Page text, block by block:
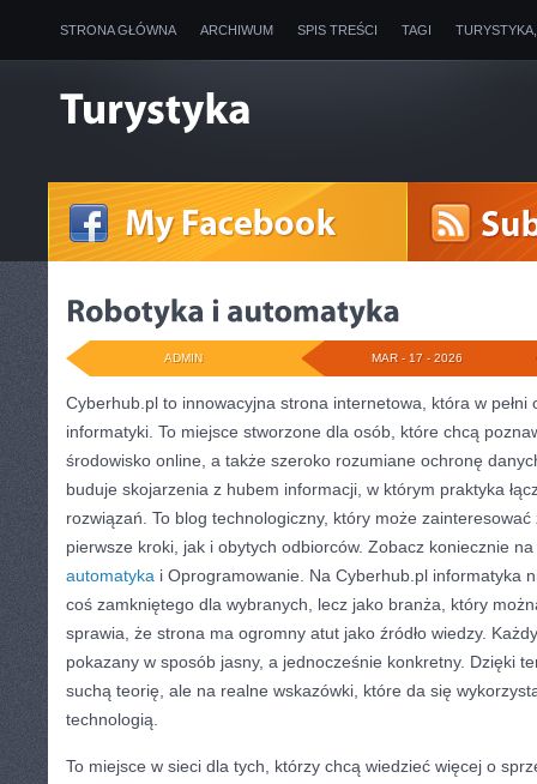
STRONA GŁÓWNA ARCHIWUM SPIS TREŚCI TAGI
MAR - 17 - 2026
ADMIN
Cyberhub.pl to innowacyjna strona internetowa, która w pełni
informatyki. To miejsce stworzone dla osób, które chcą
środowisko online, a także szeroko rozumiane ochronę
buduje skojarzenia z hubem informacji, w którym praktyka
rozwiązań. To blog technologiczny, który może
pierwsze kroki, jak i obytych odbiorców. Zobacz koniecznie
automatyka i Oprogramowanie. Na Cyberhub.pl informatyka
coś zamkniętego dla wybranych, lecz jako branża, który
sprawia, że strona ma ogromny atut jako źródło wiedzy.
pokazany w sposób jasny, a jednocześnie konkretny. Dzięki
suchą teorię, ale na realne wskazówki, które da się
technologią.
To miejsce w sieci dla tych, którzy chcą wiedzieć więcej o